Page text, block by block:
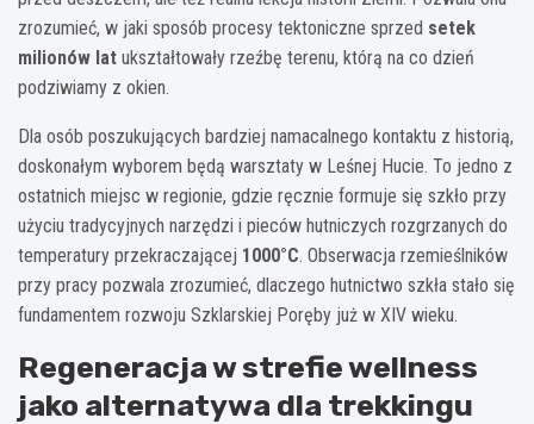
zrozumieć, w jaki sposób procesy tektoniczne sprzed setek
milionów lat ukształtowały rzeźbę terenu, którą na co dzień
podziwiamy z okien.
Dla osób poszukujących bardziej namacalnego kontaktu z historią,
doskonałym wyborem będą warsztaty w Leśnej Hucie. To jedno z
ostatnich miejsc w regionie, gdzie ręcznie formuje się szkło przy
użyciu tradycyjnych narzędzi i pieców hutniczych rozgrzanych do
temperatury przekraczającej 1000°C. Obserwacja rzemieślników
przy pracy pozwala zrozumieć, dlaczego hutnictwo szkła stało się
fundamentem rozwoju Szklarskiej Poręby już w XIV wieku.
Regeneracja w strefie wellness
jako alternatywa dla trekkingu